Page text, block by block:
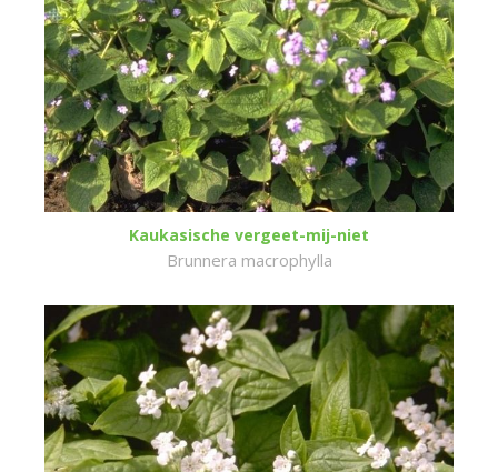
Kaukasische vergeet-mij-niet
Brunnera macrophylla